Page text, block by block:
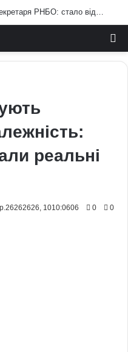
Умєрова звільнили з посади секретаря РНБО: стало відомо, яку посаду він отримав
реальні
1010:0606 0 0